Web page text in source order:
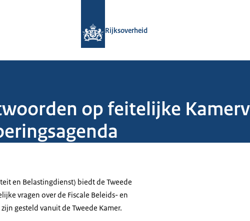
Rijksoverheid
op feitelijke
en Belastingdienst) biedt de Tweede
vragen over de Fiscale Beleids- en
gesteld vanuit de Tweede Kamer.